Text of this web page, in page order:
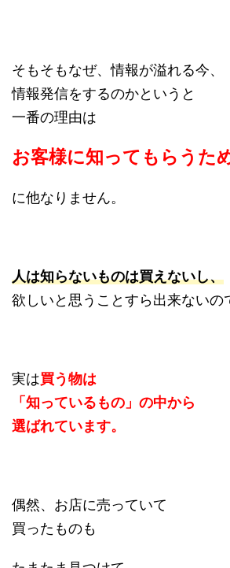
そもそもなぜ、情報が溢れる今、
情報発信をするのかというと
一番の理由は
お客様に知ってもらうた
に他なりません。
人は知らないものは買えないし、
欲しいと思うことすら出来ないの
実は買う物は
「知っているもの」の中から
選ばれています。
偶然、お店に売っていて
買ったものも